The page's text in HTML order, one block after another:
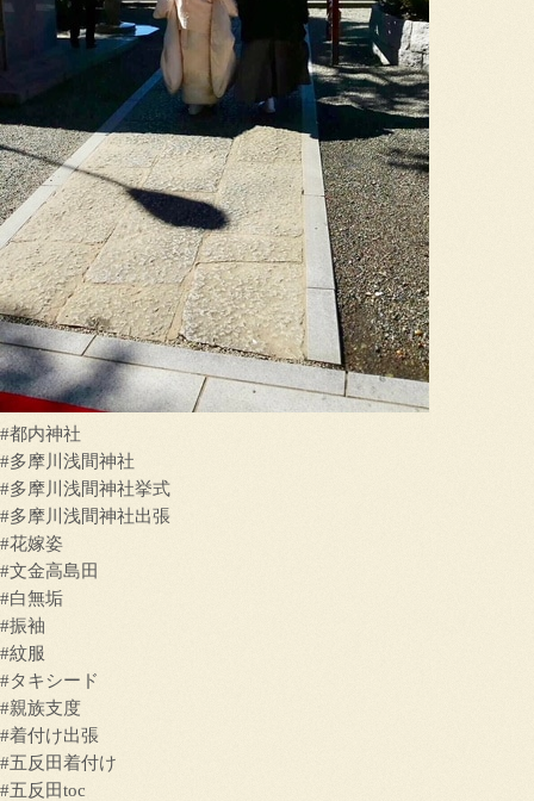
#都内神社
#多摩川浅間神社
#多摩川浅間神社挙式
#多摩川浅間神社出張
#花嫁姿
#文金高島田
#白無垢
#振袖
#紋服
#タキシード
#親族支度
#着付け出張
#五反田着付け
#五反田toc